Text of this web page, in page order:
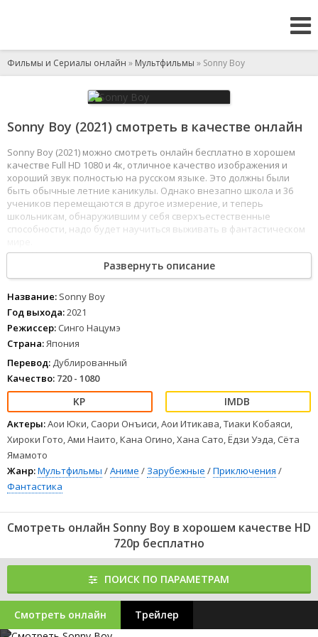
Фильмы и Сериалы онлайн » Мультфильмы » Sonny Boy
Sonny Boy (2021) смотреть в качестве онлайн
Sonny Boy (2021) можно смотреть онлайн бесплатно в хорошем
качестве Full HD 1080 и 4к, отличное качество изображения и
хороший звук полностью на русском языке. Это должны были
быть обычные летние каникулы. Однако внезапно школа и 36
учеников перемещаются в другое измерение, и теперь
школьникам, обнаружившим у себя сверхъестественные
способности, надо будет научиться выживать в фантастическом
12345 678
Развернуть описание
Название: Sonny Boy
Год выхода:2021
Режиссер: Синго Нацумэ
Страна:Япония
Перевод: Дублированный
Качество: 720 - 1080
Актеры:Аои Юки, Саори Онъиси, Аои Итикава, Тиаки Кобаяси,
Хироки Гото, Ами Наито, Кана Огино, Хана Сато, Ёдзи Уэда, Сёта
Ямамото
Жанр:Мультфильмы /Аниме / Зарубежные /Приключения /
Фантастика
Смотреть онлайн Sonny Boy в хорошем качестве HD
720p бесплатно
ПОИСК ПО ПАРАМЕТРАМ
Смотреть онлайн Трейлер